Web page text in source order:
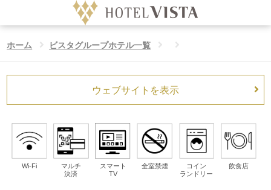
ホテル
泊数 室数 大人
人/室
ホーム ビスタグループホテル一覧
ウェブサイトを表示
Wi-Fi
マルチ
決済
スマート
TV
全室禁煙
コイン
ランドリー
飲食店
Language
ビスタのこだわり
公式サイト予約特典